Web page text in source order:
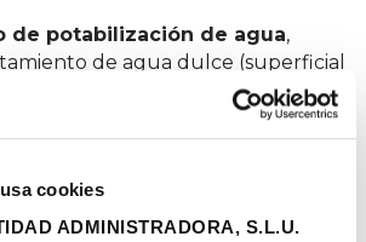
cookies
ADMINISTRADORA, S.L.U.
de potabilización de agua,
de agua dulce (superficial
para que se pueda consumir por
Este proceso se lleva a cabo
de Tratamiento de Agua
de depuración de aguas
mediante el cual se depura